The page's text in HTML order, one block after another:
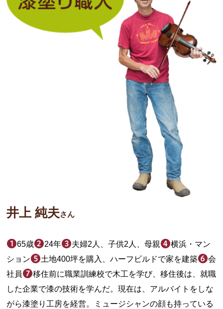
井上 純夫さん
65歳 24年 夫婦2人、子供2人、母親
横浜・マン
ション
土地400坪を購入、ハーフビルドで家を建築
会
社員
移住前に職業訓練校で木工を学び、移住後は、就職
した企業で漆の技術を学んだ。現在は、アルバイトをしな
がら漆塗り工房を経営。ミュージシャンの顔も持っている